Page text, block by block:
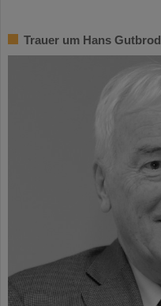
Trauer um Hans Gutbrod